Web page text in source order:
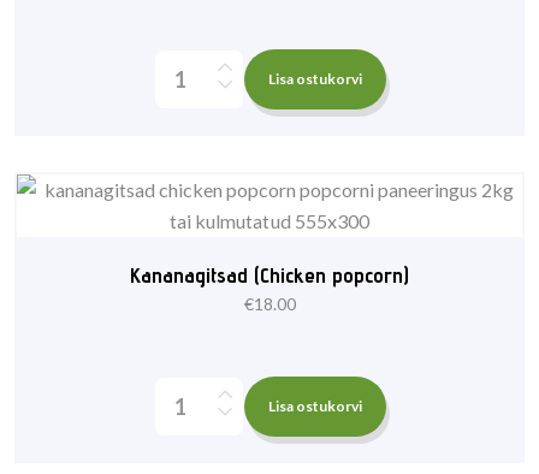
Lisa ostukorvi
Kananagitsad (Chicken popcorn)
€18.00
Lisa ostukorvi